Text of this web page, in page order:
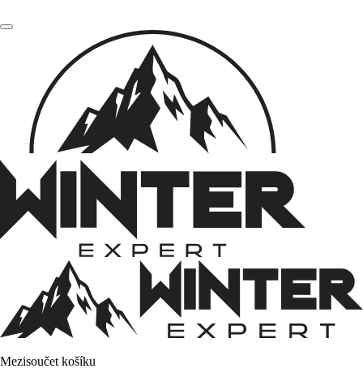
Mezisoučet košíku